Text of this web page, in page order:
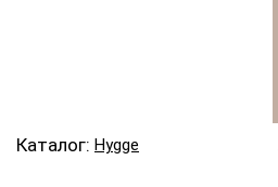
Каталог: Hygge